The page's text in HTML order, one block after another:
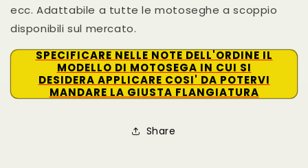
ecc. Adattabile a tutte le motoseghe a scoppio
disponibili sul mercato.
SPECIFICARE NELLE NOTE DELL'ORDINE IL
MODELLO DI MOTOSEGA IN CUI SI
DESIDERA APPLICARE COSI' DA POTERVI
MANDARE LA GIUSTA FLANGIATURA
Share